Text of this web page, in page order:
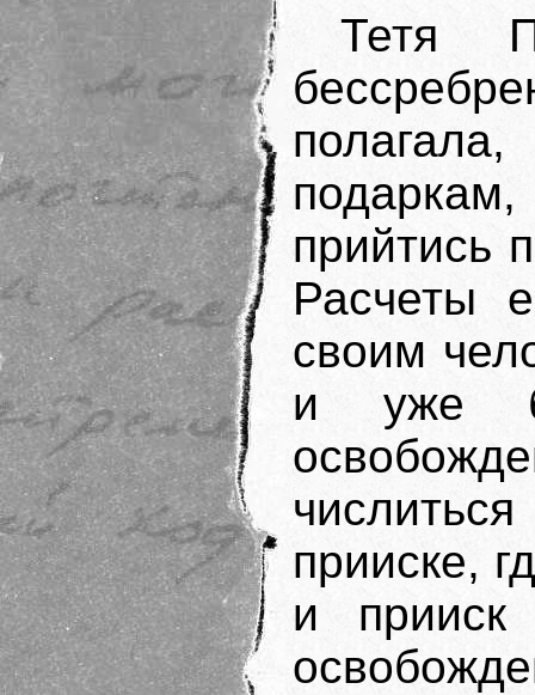
Тетя
прийтись
Расчеты
своим
и уже
прииске,
и